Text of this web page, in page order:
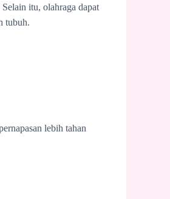
itu, olahraga dapat
tubuh.
lebih tahan